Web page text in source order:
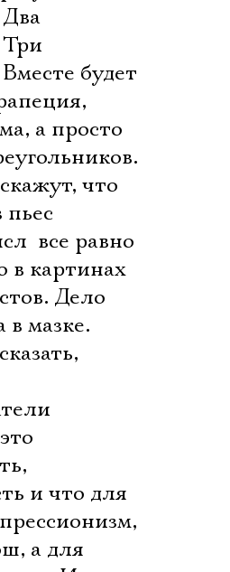
Три
будет
а просто
что
 все равно
в картинах
Дело
в мазке.
и что для
а для